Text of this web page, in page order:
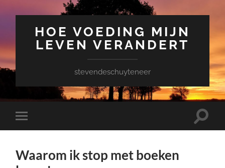
HOE VOEDING MIJN
LEVEN VERANDERT
stevendeschuyteneer
Toggle
mobiel
Toggle
Waarom ik stop met boeken